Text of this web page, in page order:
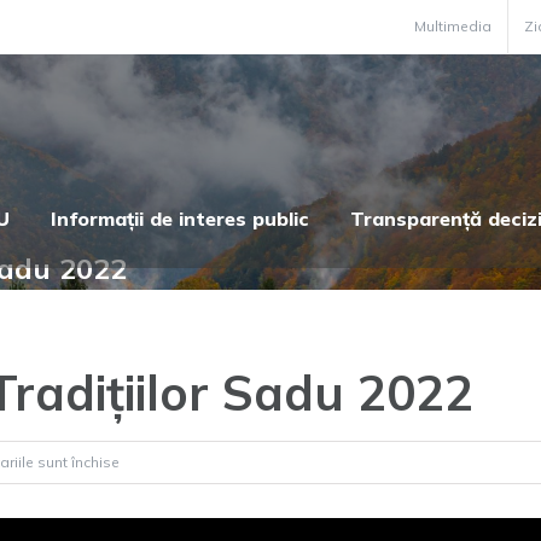
Multimedia
Informații de interes public Transparență
2022
Sadu 2022
sunt închise
[Video]Festivalul
Tradițiilor